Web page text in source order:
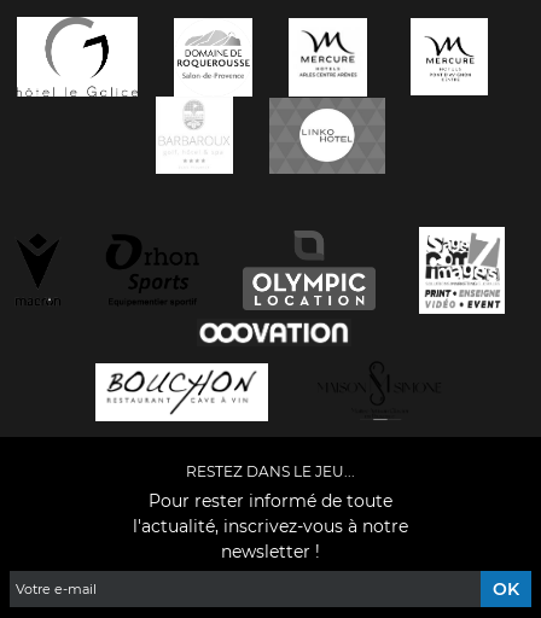
RESTEZ DANS LE JEU...
Pour rester informé de toute
l'actualité, inscrivez-vous à notre
newsletter !